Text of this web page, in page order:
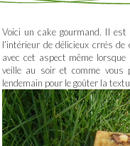
Voici un cake gourmand. Il
l’intérieur de délicieux crrés
avec cet aspect même
veille au soir et comme vous
lendemain pour le goûter la